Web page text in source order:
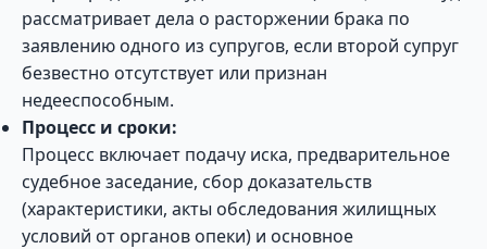
рассматривает дела о расторжении брака по
заявлению одного из супругов, если второй супруг
безвестно отсутствует или признан
недееспособным.
Процесс и сроки:
Процесс включает подачу иска, предварительное
судебное заседание, сбор доказательств
(характеристики, акты обследования жилищных
условий от органов опеки) и основное